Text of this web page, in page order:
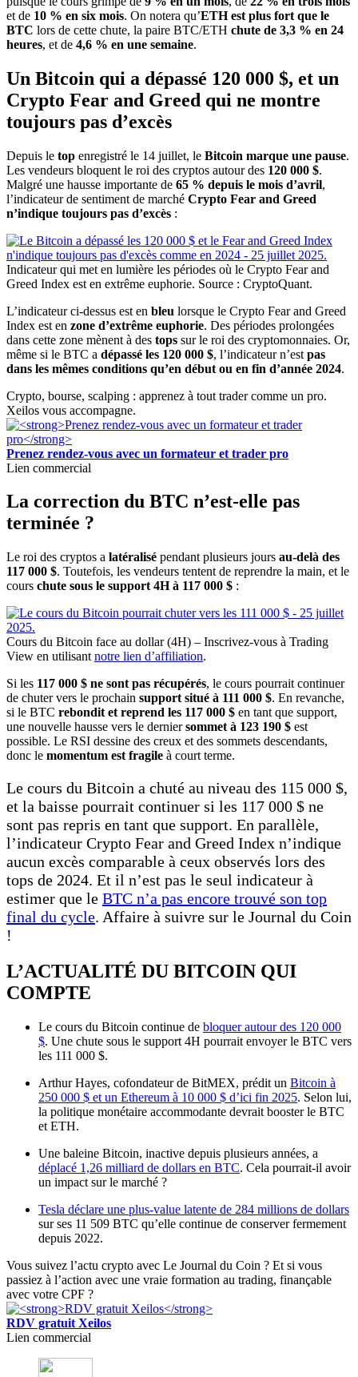
et de 10 % en six mois. On notera qu’ETH est plus fort que le
BTC lors de cette chute, la paire BTC/ETH chute de 3,3 % en 24
heures, et de 4,6 % en une semaine.
Un Bitcoin qui a dépassé 120 000 $, et un
Crypto Fear and Greed qui ne montre
toujours pas d’excès
Depuis le top enregistré le 14 juillet, le Bitcoin marque une pause.
Les vendeurs bloquent le roi des cryptos autour des 120 000 $.
Malgré une hausse importante de 65 % depuis le mois d’avril,
l’indicateur de sentiment de marché Crypto Fear and Greed
n’indique toujours pas d’excès :
Indicateur qui met en lumière les périodes où le Crypto Fear and
Greed Index est en extrême euphorie. Source : CryptoQuant.
L’indicateur ci-dessus est en bleu lorsque le Crypto Fear and Greed
Index est en zone d’extrême euphorie. Des périodes prolongées
dans cette zone mènent à des tops sur le roi des cryptomonnaies. Or,
même si le BTC a dépassé les 120 000 $, l’indicateur n’est pas
dans les mêmes conditions qu’en début ou en fin d’année 2024.
Crypto, bourse, scalping : apprenez à tout trader comme un pro.
Xeilos vous accompagne.
Prenez rendez-vous avec un formateur et trader pro
Lien commercial
La correction du BTC n’est-elle pas
terminée ?
Le roi des cryptos a latéralisé pendant plusieurs jours au-delà des
117 000 $. Toutefois, les vendeurs tentent de reprendre la main, et le
cours chute sous le support 4H à 117 000 $ :
Cours du Bitcoin face au dollar (4H) – Inscrivez-vous à Trading
View en utilisant notre lien d’affiliation.
Si les 117 000 $ ne sont pas récupérés, le cours pourrait continuer
de chuter vers le prochain support situé à 111 000 $. En revanche,
si le BTC rebondit et reprend les 117 000 $ en tant que support,
une nouvelle hausse vers le derniersommet à 123 190 $ est
possible. Le RSI dessine des creux et des sommets descendants,
donc le momentum est fragile à court terme.
Le cours du Bitcoin a chuté au niveau des 115 000 $,
et la baisse pourrait continuer si les 117 000 $ ne
sont pas repris en tant que support. En parallèle,
l’indicateur Crypto Fear and Greed Index n’indique
aucun excès comparable à ceux observés lors des
tops de 2024. Et il n’est pas le seul indicateur à
estimer que le BTC n’a pas encore trouvé son top
final du cycle. Affaire à suivre sur le Journal du Coin
!
L’ACTUALITÉ DU BITCOIN QUI
COMPTE
Le cours du Bitcoin continue de bloquer autour des 120 000
$. Une chute sous le support 4H pourrait envoyer le BTC vers
les 111 000 $.
Arthur Hayes, cofondateur de BitMEX, prédit un Bitcoin à
250 000 $ et un Ethereum à 10 000 $ d’ici fin 2025. Selon lui,
la politique monétaire accommodante devrait booster le BTC
et ETH.
Une baleine Bitcoin, inactive depuis plusieurs années, a
déplacé 1,26 milliard de dollars en BTC. Cela pourrait-il avoir
un impact sur le marché ?
Tesla déclare une plus-value latente de 284 millions de dollars
sur ses 11 509 BTC qu’elle continue de conserver fermement
depuis 2022.
Vous suivez l’actu crypto avec Le Journal du Coin ? Et si vous
passiez à l’action avec une vraie formation au trading, finançable
avec votre CPF ?
RDV gratuit Xeilos
Lien commercial